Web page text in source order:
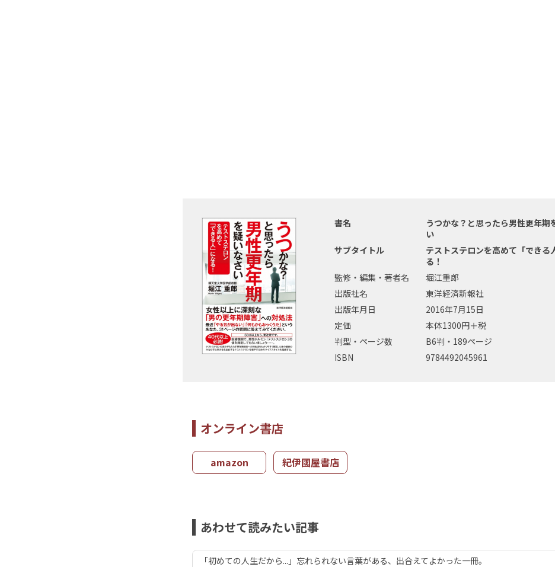
書名
うつかな？と思ったら男性更年期
い
サブタイトル
テストステロンを高めて「できる
る！
監修・編集・著者名
堀江重郎
出版社名
東洋経済新報社
出版年月日
2016年7月15日
定価
本体1300円＋税
判型・ページ数
B6判・189ページ
ISBN
9784492045961
オンライン書店
amazon 紀伊國屋書店
あわせて読みたい記事
「初めての人生だから...」忘れられない言葉がある、出合えてよかった一冊。